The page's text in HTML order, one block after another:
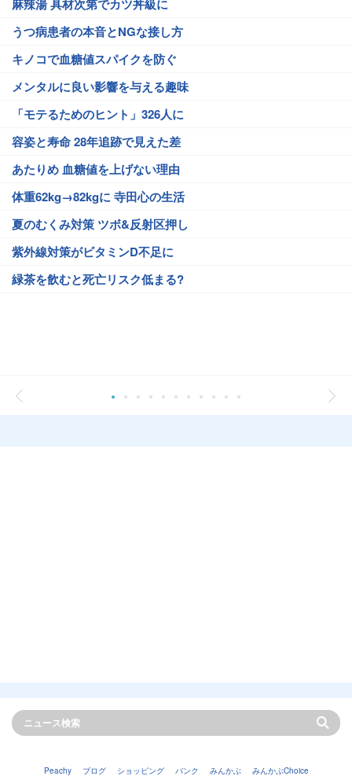
麻辣湯 具材次第でカツ丼級に
うつ病患者の本音とNGな接し方
キノコで血糖値スパイクを防ぐ
メンタルに良い影響を与える趣味
「モテるためのヒント」326人に
容姿と寿命 28年追跡で見えた差
あたりめ 血糖値を上げない理由
体重62kg→82kgに 寺田心の生活
夏のむくみ対策 ツボ&反射区押し
紫外線対策がビタミンD不足に
緑茶を飲むと死亡リスク低まる?
Peachy ブログ ショッピング バンク みんかぶ みんかぶChoice